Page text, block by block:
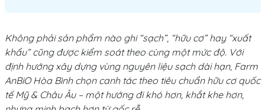
Không phải sản phẩm nào ghi “sạch”, “hữu cơ” hay “xuất
khẩu” cũng được kiểm soát theo cùng một mức độ. Với
định hướng xây dựng vùng nguyên liệu sạch dài hạn, Farm
AnBiO Hòa Bình chọn canh tác theo tiêu chuẩn hữu cơ quốc
tế Mỹ & Châu Âu – một hướng đi khó hơn, khắt khe hơn,